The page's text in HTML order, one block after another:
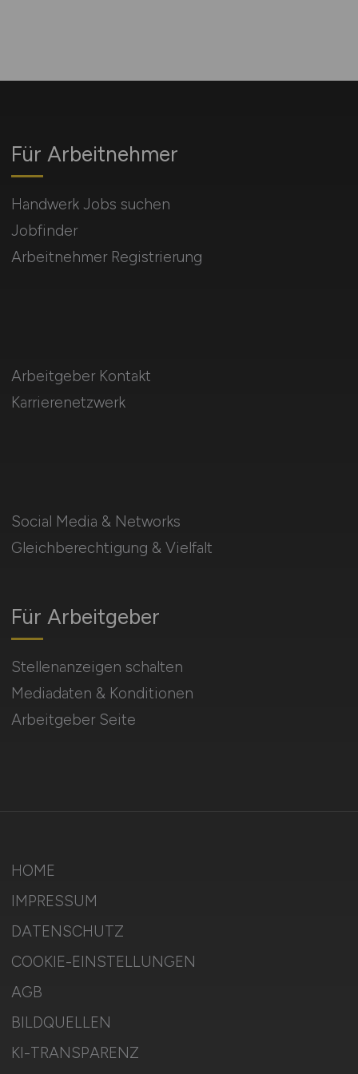
Für Arbeitnehmer
Handwerk Jobs suchen
Jobfinder
Arbeitnehmer Registrierung
Social Media & Networks
Gleichberechtigung & Vielfalt
Für Arbeitgeber
Stellenanzeigen schalten
Mediadaten & Konditionen
Arbeitgeber Seite
Arbeitgeber Kontakt
Karrierenetzwerk
HOME
IMPRESSUM
DATENSCHUTZ
COOKIE-EINSTELLUNGEN
AGB
BILDQUELLEN
KI-TRANSPARENZ